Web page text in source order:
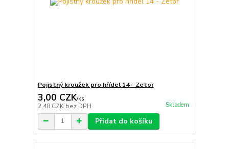
Pojistný kroužek pro hřídel 14 - Zetor
3,00 CZK/ks
2,48 CZK bez DPH Skladem
Přidat do košíku